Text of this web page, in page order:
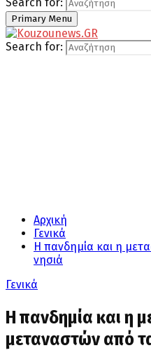
Primary Menu
Search for:
Αρχική
Γενικά
Η πανδημία και η
νησιά
Γενικά
Η πανδημία και η
μεταναστών από